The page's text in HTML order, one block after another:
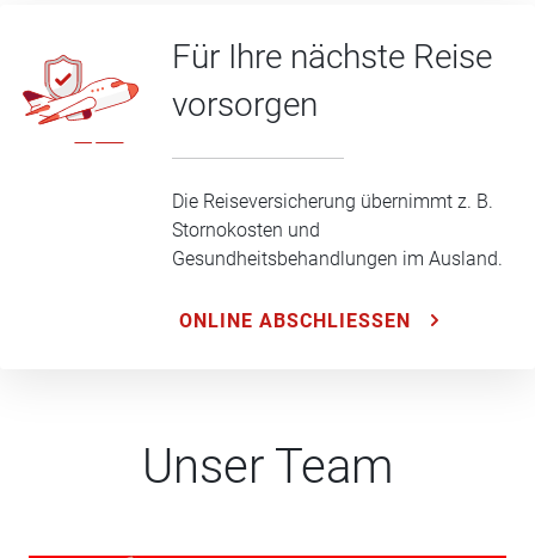
Für Ihre nächste Reise
vorsorgen
Die Reiseversicherung übernimmt z. B.
Stornokosten und
Gesundheitsbehandlungen im Ausland.
ONLINE ABSCHLIESSEN
Unser Team